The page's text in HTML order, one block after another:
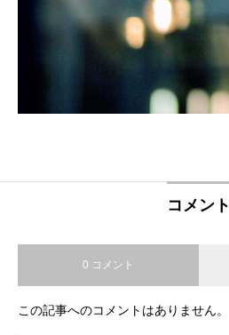
コメント
0 コメント
この記事へのコメントはありません。